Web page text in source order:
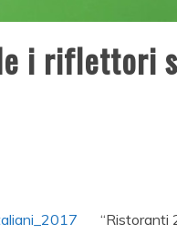
i riflettori
“Ristoranti